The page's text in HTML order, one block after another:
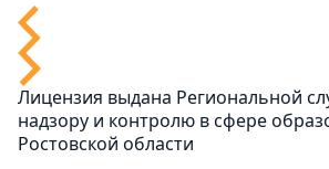
Лицензия выдана Региональной
надзору и контролю в сфере
Ростовской области